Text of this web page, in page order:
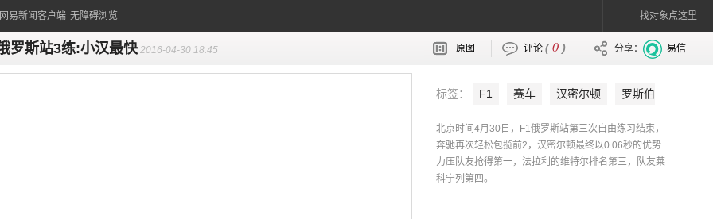
易新闻客户端 无障碍浏览 找对象点这里
罗斯站3练:小汉最快 2016-04-30 18:45 原图 评论 (0 ) 分享： 易信
标签： F1 赛车 汉密尔顿
罗斯伯
北京时间4月30日，F1俄罗斯站第三次自由练习结束，
奔驰再次轻松包揽前2，汉密尔顿最终以0.06秒的优势
力压队友抢得第一，法拉利的维特尔排名第三，队友莱
科宁列第四。